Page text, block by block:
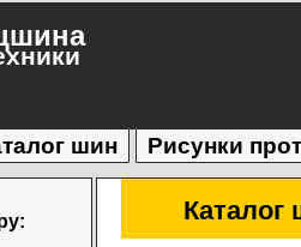
шин Рисунки
Каталог